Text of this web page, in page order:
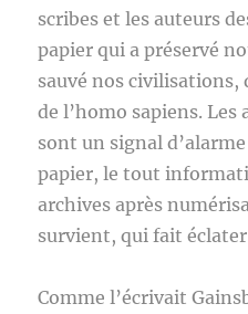
scribes et les auteurs
papier qui a préservé
sauvé nos civilisations,
de l’homo sapiens. Les
sont un signal
papier, le tout
archives après
survient, qui fait
Comme l’écrivait